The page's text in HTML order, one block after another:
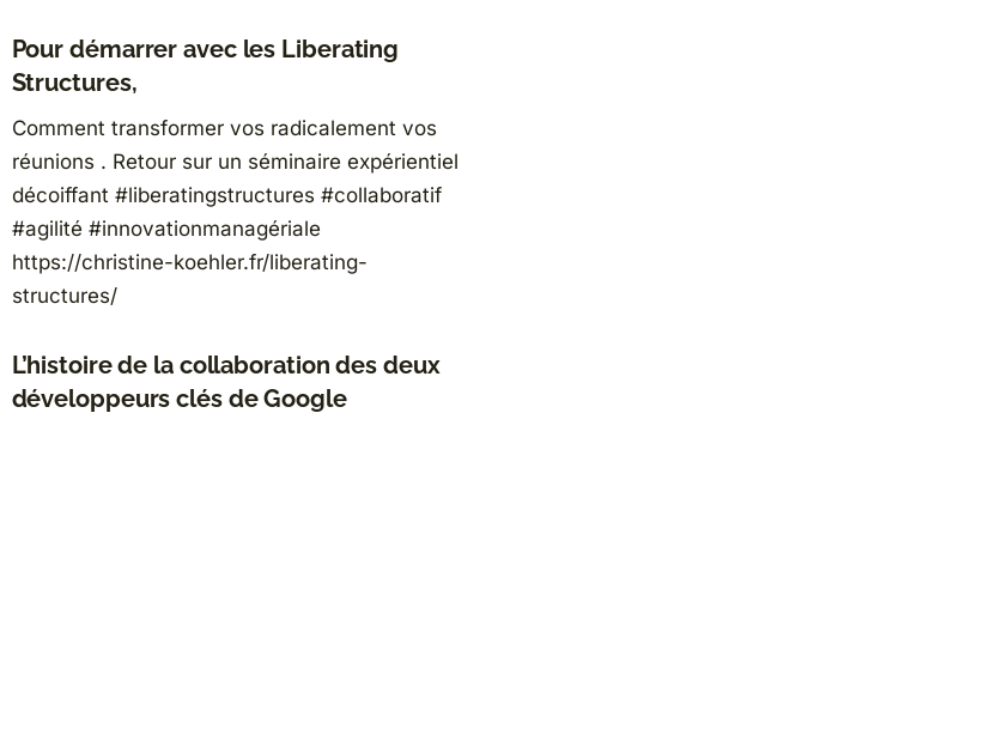
Pour démarrer avec les Liberating
Structures,
Comment transformer vos radicalement vos
réunions . Retour sur un séminaire expérientiel
décoiffant #liberatingstructures #collaboratif
#agilité #innovationmanagériale
https://christine-koehler.fr/liberating-
structures/
L’histoire de la collaboration des deux
développeurs clés de Google